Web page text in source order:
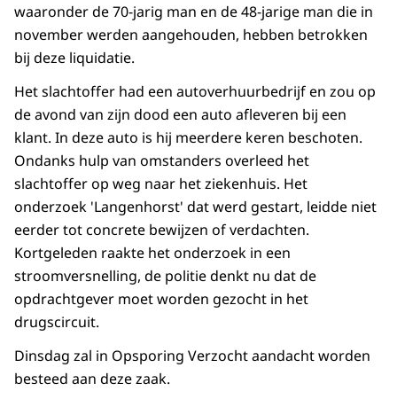
waaronder de 70-jarig man en de 48-jarige man die in
november werden aangehouden, hebben betrokken
bij deze liquidatie.
Het slachtoffer had een autoverhuurbedrijf en zou op
de avond van zijn dood een auto afleveren bij een
klant. In deze auto is hij meerdere keren beschoten.
Ondanks hulp van omstanders overleed het
slachtoffer op weg naar het ziekenhuis. Het
onderzoek 'Langenhorst' dat werd gestart, leidde niet
eerder tot concrete bewijzen of verdachten.
Kortgeleden raakte het onderzoek in een
stroomversnelling, de politie denkt nu dat de
opdrachtgever moet worden gezocht in het
drugscircuit.
Dinsdag zal in Opsporing Verzocht aandacht worden
besteed aan deze zaak.